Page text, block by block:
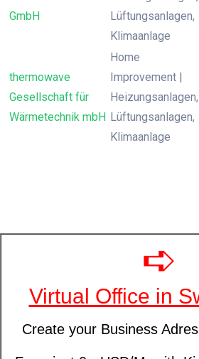
GmbH
Lüftungsanlagen,
Klimaanlage
thermowave
Gesellschaft für
Wärmetechnik mbH
Home
Improvement |
Heizungsanlagen,
Lüftungsanlagen,
Klimaanlage